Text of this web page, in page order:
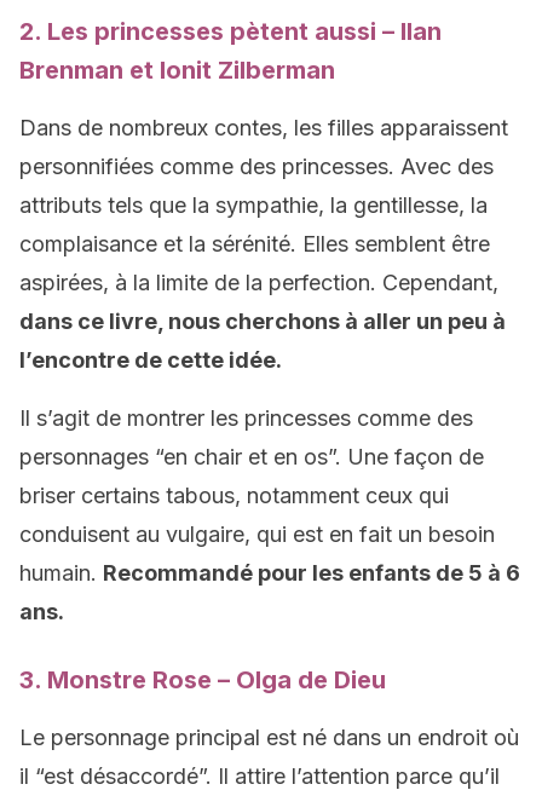
2. Les princesses pètent aussi – Ilan
Brenman et Ionit Zilberman
Dans de nombreux contes, les filles apparaissent
personnifiées comme des princesses. Avec des
attributs tels que la sympathie, la gentillesse, la
complaisance et la sérénité. Elles semblent être
aspirées, à la limite de la perfection. Cependant,
dans ce livre, nous cherchons à aller un peu à
l’encontre de cette idée.
Il s’agit de montrer les princesses comme des
personnages “en chair et en os”. Une façon de
briser certains tabous, notamment ceux qui
conduisent au vulgaire, qui est en fait un besoin
humain. Recommandé pour les enfants de 5 à 6
ans.
3. Monstre Rose – Olga de Dieu
Le personnage principal est né dans un endroit où
il “est désaccordé”. Il attire l’attention parce qu’il